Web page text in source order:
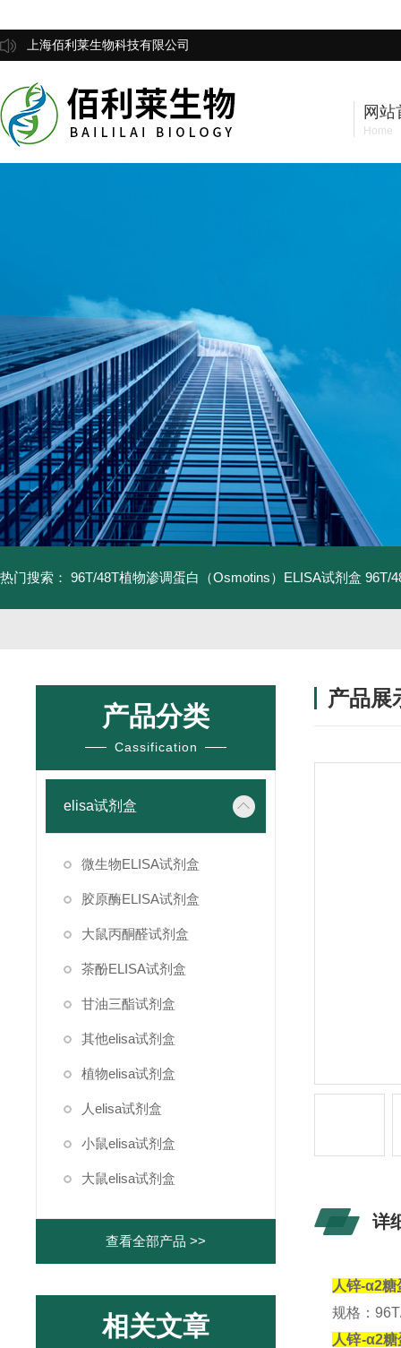
上海佰利莱生物科技有限公司
网站
Home
热门搜索： 96T/48T植物渗调蛋白（Osmotins）ELISA试剂盒 96T/
产品分类
Cassification
elisa试剂盒
微生物ELISA试剂盒
胶原酶ELISA试剂盒
大鼠丙酮醛试剂盒
茶酚ELISA试剂盒
甘油三酯试剂盒
其他elisa试剂盒
植物elisa试剂盒
人elisa试剂盒
小鼠elisa试剂盒
大鼠elisa试剂盒
查看全部产品 >>
相关文章
产品展
详
人锌-α2
规格：
人锌-α2